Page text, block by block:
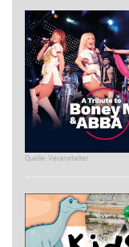
Quelle: Veranstalter